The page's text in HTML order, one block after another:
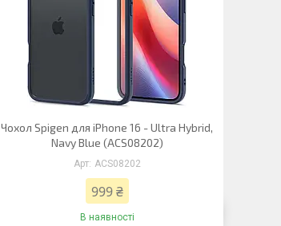
Чохол Spigen для iPhone 16 - Ultra Hybrid,
Navy Blue (ACS08202)
ACS08202
999 ₴
В наявності